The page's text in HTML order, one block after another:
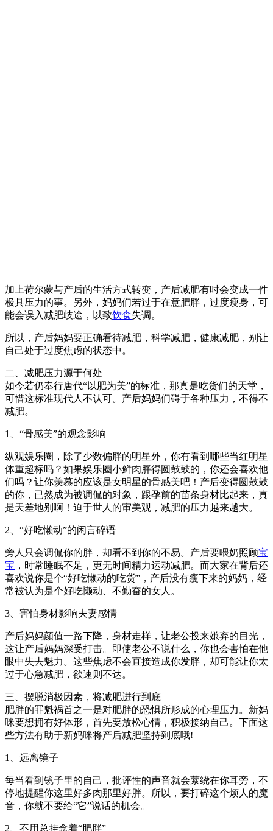
加上荷尔蒙与产后的生活方式转变，产后减肥有时会变成一件
极具压力的事。另外，妈妈们若过于在意肥胖，过度瘦身，可
能会误入减肥歧途，以致饮食失调。
所以，产后妈妈要正确看待减肥，科学减肥，健康减肥，别让
自己处于过度焦虑的状态中。
二、减肥压力源于何处
如今若仍奉行唐代“以肥为美”的标准，那真是吃货们的天堂，
可惜这标准现代人不认可。产后妈妈们碍于各种压力，不得不
减肥。
1、“骨感美”的观念影响
纵观娱乐圈，除了少数偏胖的明星外，你有看到哪些当红明星
体重超标吗？如果娱乐圈小鲜肉胖得圆鼓鼓的，你还会喜欢他
们吗？让你羡慕的应该是女明星的骨感美吧！产后变得圆鼓鼓
的你，已然成为被调侃的对象，跟孕前的苗条身材比起来，真
是天差地别啊！迫于世人的审美观，减肥的压力越来越大。
2、“好吃懒动”的闲言碎语
旁人只会调侃你的胖，却看不到你的不易。产后要喂奶照顾宝
宝 ，时常睡眠不足，更无时间精力运动减肥。而大家在背后还
喜欢说你是个“好吃懒动的吃货”，产后没有瘦下来的妈妈，经
常被认为是个好吃懒动、不勤奋的女人。
3、害怕身材影响夫妻感情
产后妈妈颜值一路下降，身材走样，让老公投来嫌弃的目光，
这让产后妈妈深受打击。即使老公不说什么，你也会害怕在他
眼中失去魅力。这些焦虑不会直接造成你发胖，却可能让你太
过于心急减肥，欲速则不达。
三、摆脱消极因素，将减肥进行到底
肥胖的罪魁祸首之一是对肥胖的恐惧所形成的心理压力。新妈
咪要想拥有好体形，首先要放松心情，积极接纳自己。下面这
些方法有助于新妈咪将产后减肥坚持到底哦!
1、远离镜子
每当看到镜子里的自己，批评性的声音就会萦绕在你耳旁，不
停地提醒你这里好多肉那里好胖。所以，要打碎这个烦人的魔
音，你就不要给“它”说话的机会。
2、不用总挂念着“肥胖”